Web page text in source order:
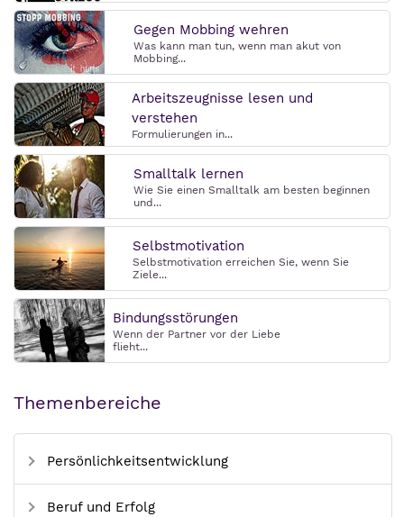
Gegen Mobbing wehren
Was kann man tun, wenn man akut von
Mobbing...
Arbeitszeugnisse lesen und
verstehen
Formulierungen in...
Smalltalk lernen
Wie Sie einen Smalltalk am besten beginnen
und...
Selbstmotivation
Selbstmotivation erreichen Sie, wenn Sie
Ziele...
Bindungsstörungen
Wenn der Partner vor der Liebe
flieht...
Themenbereiche
Persönlichkeitsentwicklung
Beruf und Erfolg